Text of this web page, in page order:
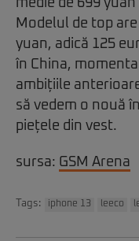
medie de 699
Modelul de top
yuan, adică 125
în China,
ambițiile
să vedem o nouă
piețele din vest.
sursa: GSM Arena
Tags: iphone 13 leeco